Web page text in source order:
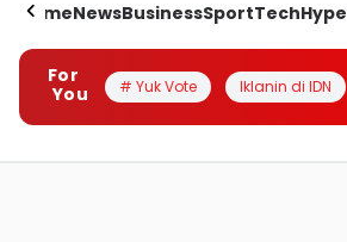
HomeNewsBusinessSportTechHype
For
You
# Yuk Vote Iklanin di IDN